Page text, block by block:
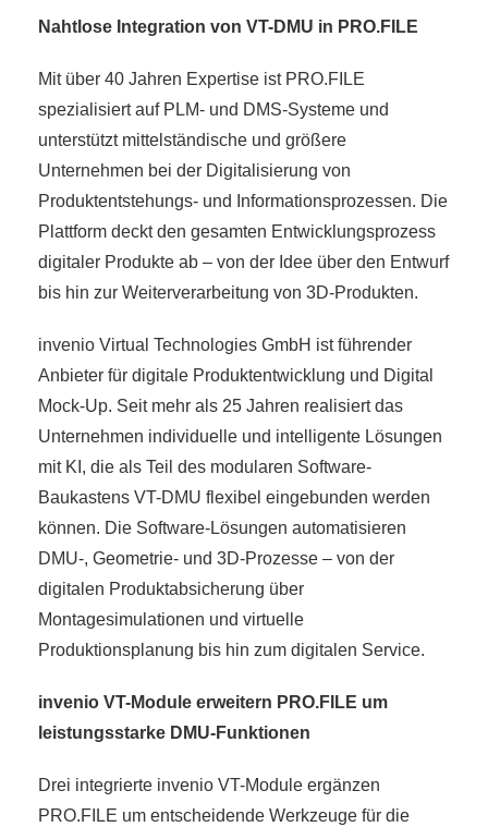
Nahtlose Integration von VT-DMU in PRO.FILE
Mit über 40 Jahren Expertise ist PRO.FILE
spezialisiert auf PLM- und DMS-Systeme und
unterstützt mittelständische und größere
Unternehmen bei der Digitalisierung von
Produktentstehungs- und Informationsprozessen. Die
Plattform deckt den gesamten Entwicklungsprozess
digitaler Produkte ab – von der Idee über den Entwurf
bis hin zur Weiterverarbeitung von 3D-Produkten.
invenio Virtual Technologies GmbH ist führender
Anbieter für digitale Produktentwicklung und Digital
Mock-Up. Seit mehr als 25 Jahren realisiert das
Unternehmen individuelle und intelligente Lösungen
mit KI, die als Teil des modularen Software-
Baukastens VT-DMU flexibel eingebunden werden
können. Die Software-Lösungen automatisieren
DMU-, Geometrie- und 3D-Prozesse – von der
digitalen Produktabsicherung über
Montagesimulationen und virtuelle
Produktionsplanung bis hin zum digitalen Service.
invenio VT-Module erweitern PRO.FILE um
leistungsstarke DMU-Funktionen
Drei integrierte invenio VT-Module ergänzen
PRO.FILE um entscheidende Werkzeuge für die